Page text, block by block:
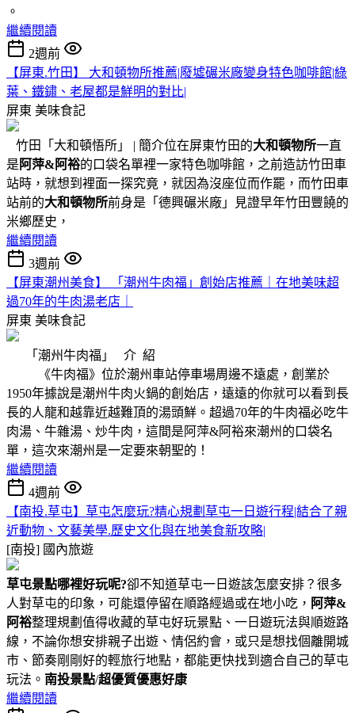
。
繼續閱讀
2週前
【屏東.竹田】 大和頓物所推薦|廢墟碾米廠變身特色咖啡館|綠
葉、鐵鏽、老屋都是鮮明的對比|
屏東 美味食記
竹田「大和頓悟所」 | 簡介位在屏東竹田的大和頓物所一直
是 阿萍&阿裕的口袋名單裡一家特色咖啡館，之前造訪竹田車
站時，就想到裡面一探究竟，就因為沒座位而作罷，而竹田車
站前的大和頓物所前身是「德興碾米廠」見證早年竹田豐饒的
米鄉歷史，
繼續閱讀
3週前
【屏東潮州美食】 「潮州牛肉福」創始店推薦｜在地美味超
過70年的牛肉湯老店｜
屏東 美味食記
「潮州牛肉福」 介 紹
《牛肉福》位於潮州車站停車場周邊不遠處，創業於
1950年據說是潮州牛肉火鍋的創始店，遠遠的你就可以看到長
長的人龍和越靠近越難頂的湯頭鮮。超過70年的牛肉福必吃牛
肉湯、牛雜湯、炒牛肉，這間是阿萍&阿裕來潮州的口袋名
單，這次來潮州是一定要來朝聖的！
繼續閱讀
4週前
【南投.草屯】草屯怎麼玩?精心規劃草屯一日遊行程|結合了親
近動物、文藝美學.歷史文化與在地美食新攻略|
[南投] 國內旅遊
草屯景點哪裡好玩呢?卻不知道草屯一日遊該怎麼安排？很多
人對草屯的印象，可能還停留在順路經過或在地小吃， 阿萍&
阿裕整理規劃值得收藏的草屯好玩景點、一日遊玩法與順遊路
線，不論你想安排親子出遊、情侶約會，或只是想找個離開城
市、節奏剛剛好的輕旅行地點，都能更快找到適合自己的草屯
玩法。 南投景點/超優質優惠好康
繼續閱讀